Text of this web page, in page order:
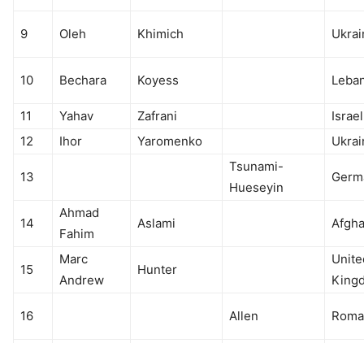
9 Oleh Khimich
10 Bechara Koyess
11 Yahav Zafrani
Israel
12
Ihor Yaromenko
13
Tsunami-
Hueseyin
14
Ahmad
Fahim
Aslami
15
Marc
Andrew
Hunter
16 Allen